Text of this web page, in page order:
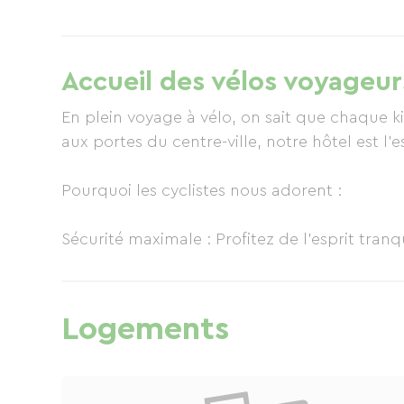
Praticité Maximale : Grâce à notre proximité
pied au supermarché, à la pharmacie et
Accueil des vélos
En plein voyage à vélo, on sait que chaque
aux portes du centre-ville, notre hôtel est
Pourquoi les cyclistes nous adorent :
Sécurité maximale : Profitez de l'esprit
Logements